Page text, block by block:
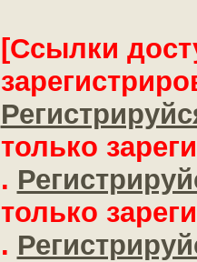
[Ссылки
только
.
только
.